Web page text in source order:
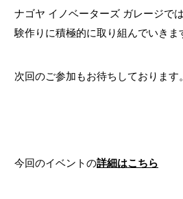
ナゴヤ イノベーターズ ガレージで
験作りに積極的に取り組んでいきま
次回のご参加もお待ちしております。
今回のイベントの詳細はこちら